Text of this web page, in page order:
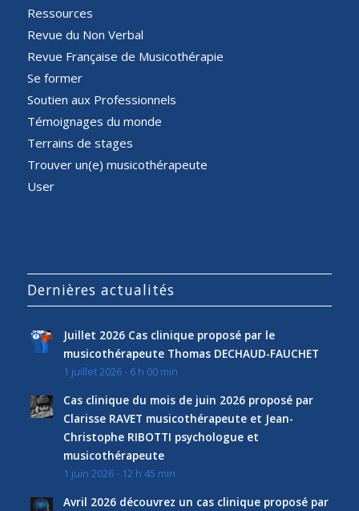
Ressources
Revue du Non Verbal
Revue Française de Musicothérapie
Se former
Soutien aux Professionnels
Témoignages du monde
Terrains de stages
Trouver un(e) musicothérapeute
User
Dernières actualités
Juillet 2026 Cas clinique proposé par le
musicothérapeute Thomas DECHAUD-FAUCHET
1 juillet 2026 - 6 h 00 min
Cas clinique du mois de juin 2026 proposé par
Clarisse RAVET musicothérapeute et Jean-
Christophe RIBOTTI psychologue et
musicothérapeute
1 juin 2026 - 12 h 45 min
Avril 2026 découvrez un cas clinique proposé par